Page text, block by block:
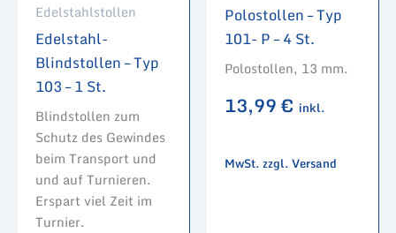
Edelstahlstollen
Edelstahl-
Blindstollen – Typ
103 – 1 St.
Blindstollen zum
Schutz des Gewindes
beim Transport und
und auf Turnieren.
Erspart viel Zeit im
Turnier.
Polostollen – Typ
101- P – 4 St.
Polostollen, 13 mm.
13,99€ inkl.
MwSt. zzgl. Versand